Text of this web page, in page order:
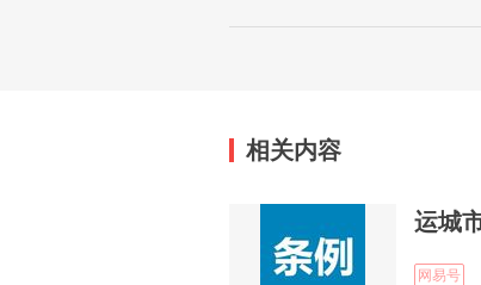
相关内容
运城
网易号